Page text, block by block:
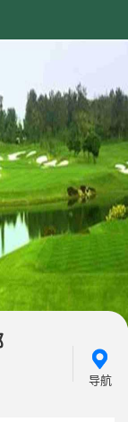
导航